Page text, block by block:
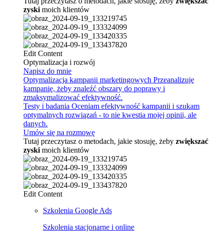
zyski moich klientów
Edit Content
Optymalizacja i rozwój
Napisz do mnie
Optymalizacja kampanii marketingowych Przeanalizuję
kampanię, żeby znaleźć obszary do poprawy i
zmaksymalizować efektywność.
Testy i badania Oceniam efektywność kampanii i szukam
optymalnych rozwiązań - to nie kwestia mojej opinii, ale
danych.
Umów się na rozmowę
Tutaj przeczytasz o metodach, jakie stosuję, żeby zwiększać
zyski moich klientów
Edit Content
Szkolenia Google Ads
Szkolenia stacjonarne i online